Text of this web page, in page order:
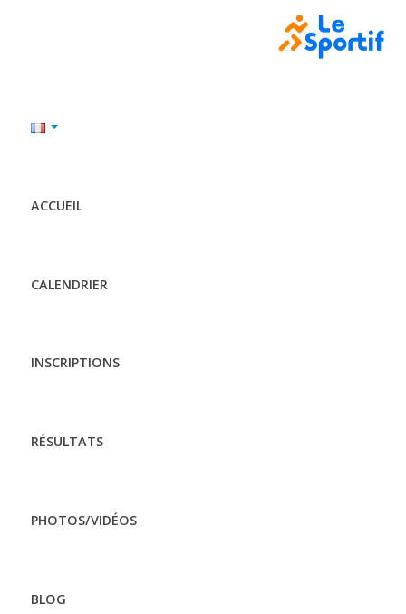
ACCUEIL
CALENDRIER
INSCRIPTIONS
RÉSULTATS
PHOTOS/VIDÉOS
BLOG